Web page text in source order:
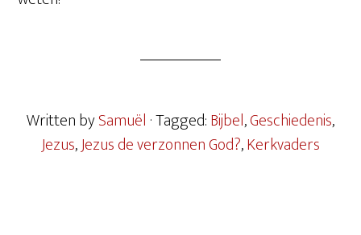
Written bySamuël · Tagged:Bijbel,Geschiedenis,
Jezus,Jezus de verzonnen God?,Kerkvaders